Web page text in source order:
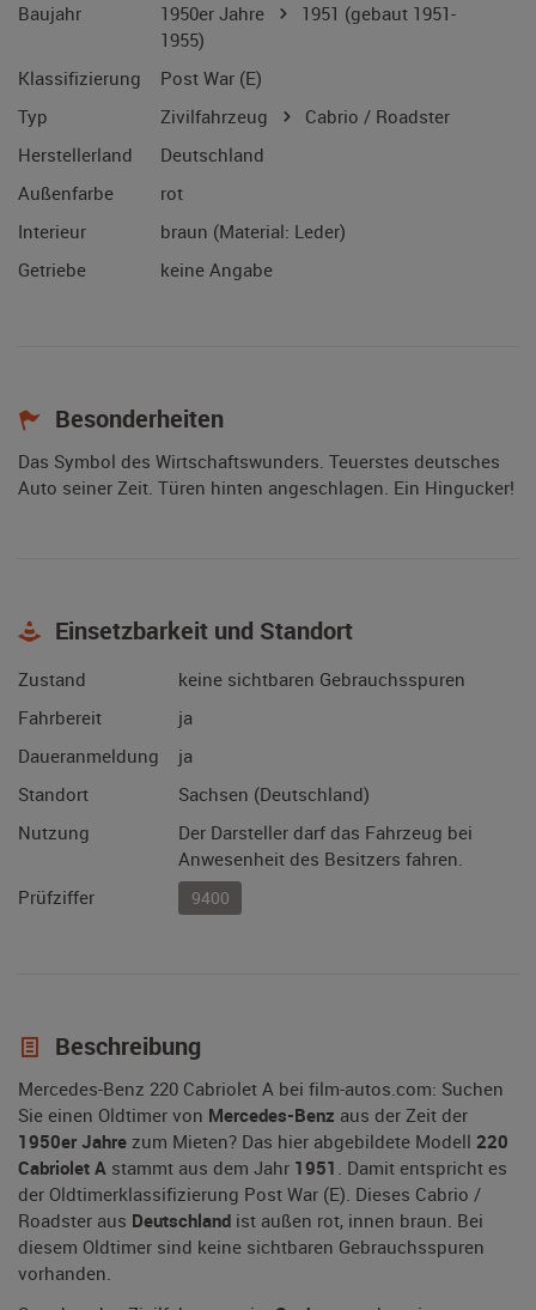
Baujahr
1950er Jahre 1951 (gebaut 1951-
1955)
Klassifizierung
Post War (E)
Typ
Zivilfahrzeug
Cabrio / Roadster
Herstellerland
Deutschland
Außenfarbe
rot
Interieur
braun (Material: Leder)
Getriebe
keine Angabe
Besonderheiten
Das Symbol des Wirtschaftswunders. Teuerstes deutsches
Auto seiner Zeit. Türen hinten angeschlagen. Ein Hingucker!
Einsetzbarkeit und Standort
Zustand
keine sichtbaren Gebrauchsspuren
Fahrbereit
ja
Daueranmeldung
ja
Standort
Sachsen (Deutschland)
Nutzung
Der Darsteller darf das Fahrzeug bei
Anwesenheit des Besitzers fahren.
Prüfziffer
9400
Beschreibung
Mercedes-Benz 220 Cabriolet A bei film-autos.com: Suchen
Sie einen Oldtimer von Mercedes-Benz aus der Zeit der
1950er Jahre zum Mieten? Das hier abgebildete Modell 220
Cabriolet A stammt aus dem Jahr 1951 . Damit entspricht es
der Oldtimerklassifizierung Post War (E). Dieses Cabrio /
Roadster aus Deutschland ist außen rot, innen braun. Bei
diesem Oldtimer sind keine sichtbaren Gebrauchsspuren
vorhanden.